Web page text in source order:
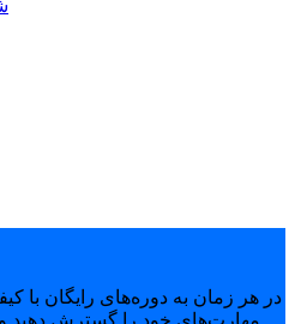
در هر زمان به دوره‌های رایگان با